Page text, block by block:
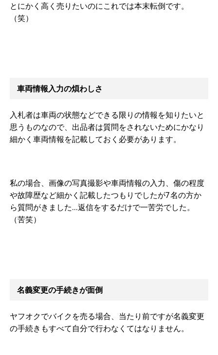
とにかく高く売りたいのにこれでは本末転倒です。
（笑）
車両情報入力の煩わしさ
入札者は車両の状態などできる限りの情報を知りたいと
思うものなので、出品者は質問をされないためにかなり
細かく車両情報を記載しておく必要があります。
私の場合、画像の写真撮影や車両情報の入力、傷の程度
や故障歴など細かく記載したつもりでしたが7名の方か
ら質問がきました…返信をするだけで一苦労でした。
（苦笑）
名義変更の手続きが面倒
ヤフオクでバイクを売る場合、当たり前ですが名義変更
の手続きもすべて自分で行わなくてはなりません。